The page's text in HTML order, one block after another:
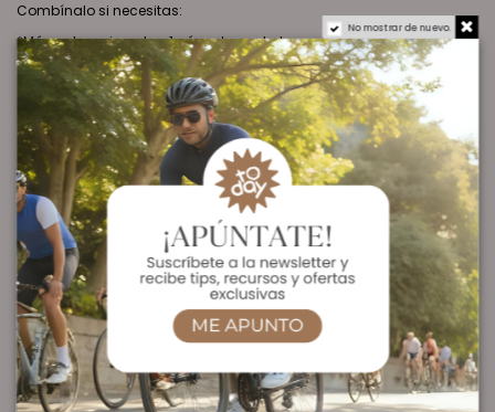
Combínalo si necesitas:
*Más sales minerales: 1 cápsula cada hora de SALTS Electrolytes
acompañada deunos 250 ml de agua o 500 ml/hora
de ISOTONIC DRINK.
*Energía liquida: 500 ml cada hora de ENERGY DRINK.
*Alimento sólido: 1 ENDURANCE FUEL BAR cada hora acompañada
de agua
Ver Oferta en Amazon
Ingredientes:
Mezcla de jarabes de trigo no refinados sin gluten*, limón en polvo*
(limón, maltodextrina)(3.5%), agua, sal marina (cloruro sódico),
cloruro potásico, acidulante: ácido cítrico, aroma natural de limón,
cafeína*. Los ingredientes marcados con un * son de origen
ecológico.
No mostrar de nuevo.